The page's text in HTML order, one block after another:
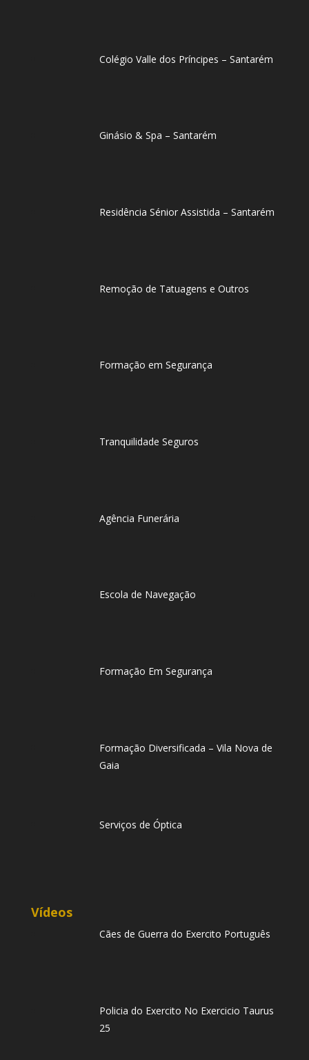
Colégio Valle dos Príncipes – Santarém
Ginásio & Spa – Santarém
Residência Sénior Assistida – Santarém
Remoção de Tatuagens e Outros
Formação em Segurança
Tranquilidade Seguros
Agência Funerária
Escola de Navegação
Formação Em Segurança
Formação Diversificada – Vila Nova de
Gaia
Serviços de Óptica
Vídeos
Cães de Guerra do Exercito Português
Policia do Exercito No Exercicio Taurus
25